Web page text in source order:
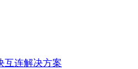
互连解决方案